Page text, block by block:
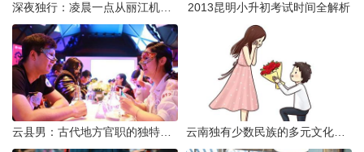
2013昆明小升初考试时间全解析